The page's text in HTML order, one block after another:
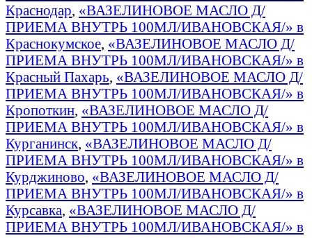
Краснодар, «ВАЗЕЛИНОВОЕ МАСЛО Д/
ПРИЕМА ВНУТРЬ 100МЛ/ИВАНОВСКАЯ/» в
Краснокумское, «ВАЗЕЛИНОВОЕ МАСЛО Д/
ПРИЕМА ВНУТРЬ 100МЛ/ИВАНОВСКАЯ/» в
Красный Пахарь, «ВАЗЕЛИНОВОЕ МАСЛО Д/
ПРИЕМА ВНУТРЬ 100МЛ/ИВАНОВСКАЯ/» в
Кропоткин, «ВАЗЕЛИНОВОЕ МАСЛО Д/
ПРИЕМА ВНУТРЬ 100МЛ/ИВАНОВСКАЯ/» в
Курганинск, «ВАЗЕЛИНОВОЕ МАСЛО Д/
ПРИЕМА ВНУТРЬ 100МЛ/ИВАНОВСКАЯ/» в
Курджиново, «ВАЗЕЛИНОВОЕ МАСЛО Д/
ПРИЕМА ВНУТРЬ 100МЛ/ИВАНОВСКАЯ/» в
Курсавка, «ВАЗЕЛИНОВОЕ МАСЛО Д/
ПРИЕМА ВНУТРЬ 100МЛ/ИВАНОВСКАЯ/» в